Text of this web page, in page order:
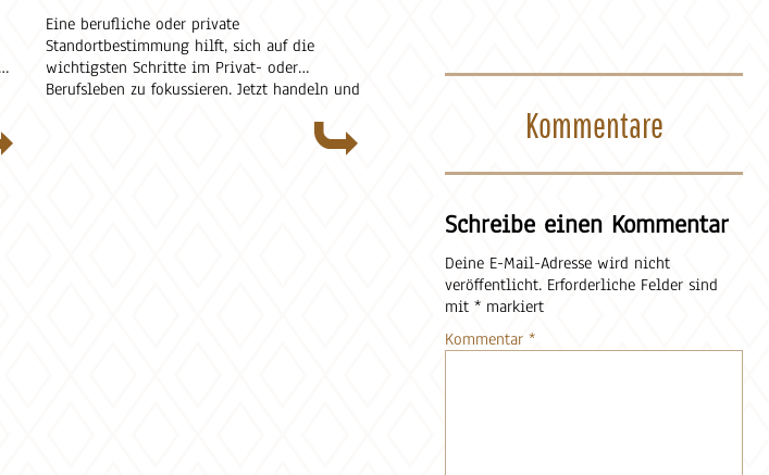
Eine berufliche oder private
Standortbestimmung hilft, sich auf die
wichtigsten Schritte im Privat- oder
Berufsleben zu fokussieren. Jetzt handeln und
Manchmal bewusst, manchmal spürbar,
manchmal nicht. Doch Veränderungen sind
Kommentare
Schreibe einen Kommentar
Deine E-Mail-Adresse wird nicht
veröffentlicht. Erforderliche Felder sind
mit* markiert
Kommentar*